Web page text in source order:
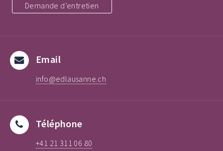
Demande d’entretien
Email
info@edlausanne.ch
Téléphone
+41 21 311 06 80